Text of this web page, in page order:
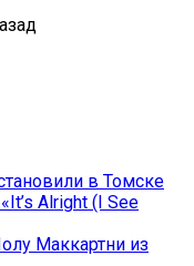
в Томске
Alright (I See
Маккартни из